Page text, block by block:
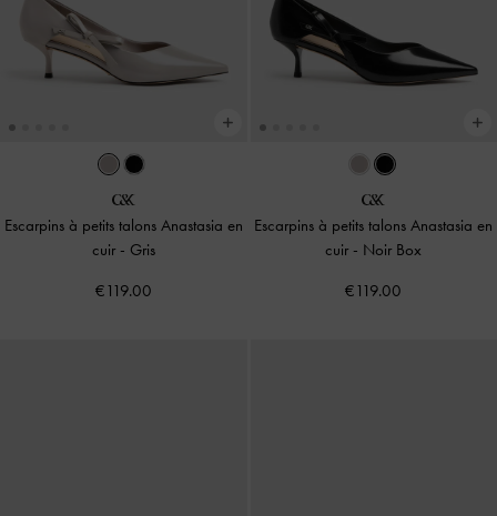
Escarpins à petits talons Anastasia en
cuir - Gris
€119.00
Escarpins à petits talons Anastasia en
cuir - Noir Box
€119.00